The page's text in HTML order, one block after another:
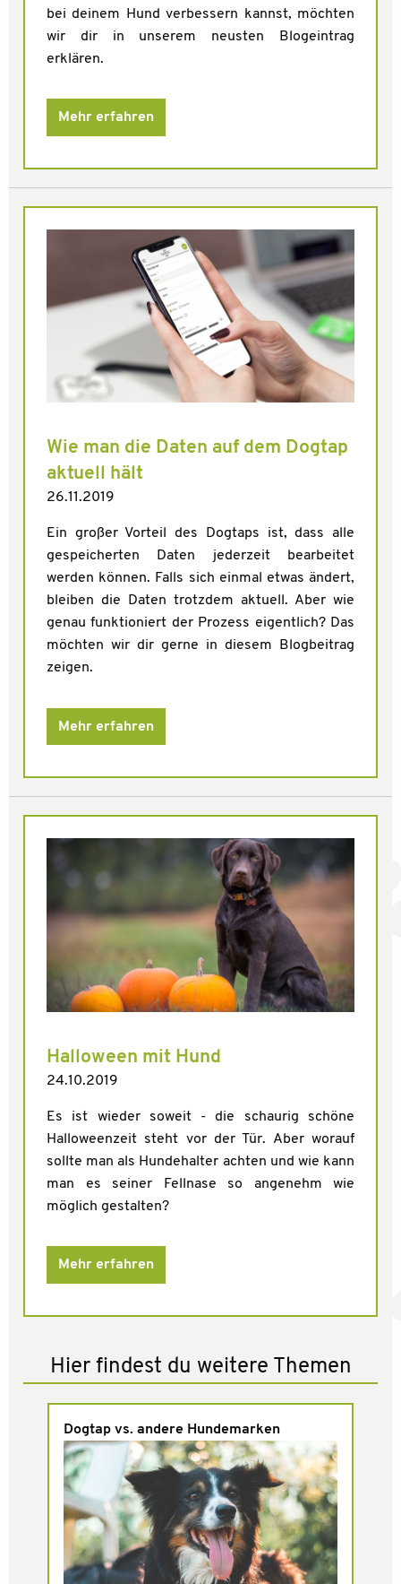
bei deinem Hund verbessern kannst, möchten
wir dir in unserem neusten Blogeintrag
erklären.
Mehr erfahren
Wie man die Daten auf dem Dogtap
aktuell hält
26.11.2019
Ein großer Vorteil des Dogtaps ist, dass alle
gespeicherten Daten jederzeit bearbeitet
werden können. Falls sich einmal etwas ändert,
bleiben die Daten trotzdem aktuell. Aber wie
genau funktioniert der Prozess eigentlich? Das
möchten wir dir gerne in diesem Blogbeitrag
zeigen.
Mehr erfahren
Halloween mit Hund
24.10.2019
Es ist wieder soweit - die schaurig schöne
Halloweenzeit steht vor der Tür. Aber worauf
sollte man als Hundehalter achten und wie kann
man es seiner Fellnase so angenehm wie
möglich gestalten?
Mehr erfahren
Hier findest du weitere Themen
Dogtap vs. andere Hundemarken